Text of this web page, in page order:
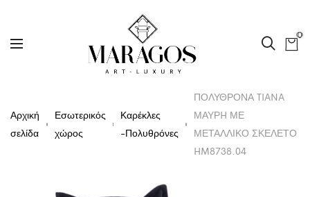
0
Αρχική
σελίδα
Εσωτερικός
χώρος
Καρέκλες
-Πολυθρόνες
ΠΟΛΥΘΡΟΝΑ TIANA
ΜΑΥΡH ΜΕ
ΜΕΤΑΛΛΙΚΟ ΣΚΕΛΕΤΟ
HM8738.04